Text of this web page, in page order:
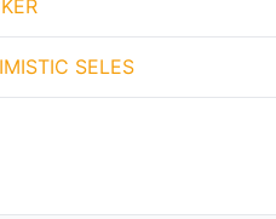
SELES